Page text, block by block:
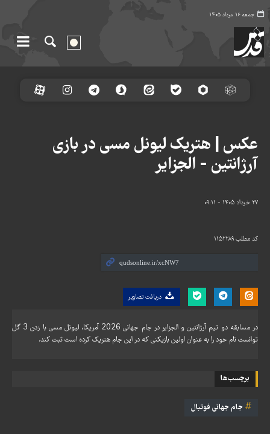
جمعه ۱۶ مرداد ۱۴۰۵
۲۷ خرداد ۱۴۰۵ - ۰۹:۱۱
کد مطلب ۱۱۵۲۲۸۹
دریافت تصاویر
عکس | هتریک لیونل مسی در بازی
آرژانتین - الجزایر
در مسابقه دو تیم آرژانتین و الجزایر در جام جهانی 2026 آمریکا، لیونل مسی با زدن 3 گل
توانست نام خود را به عنوان اولین بازیکنی که در این جام هتریک کرده است ثبت کند.
برچسب‌ها
جام جهانی فوتبال